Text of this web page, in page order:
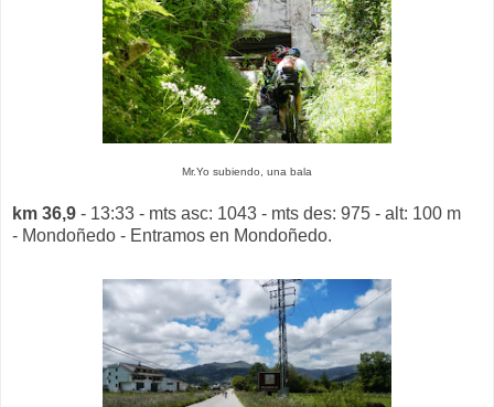
Mr.Yo subiendo, una bala
km 36,9 - 13:33 - mts asc: 1043 - mts des: 975 - alt: 100 m
- Mondoñedo - Entramos en Mondoñedo.